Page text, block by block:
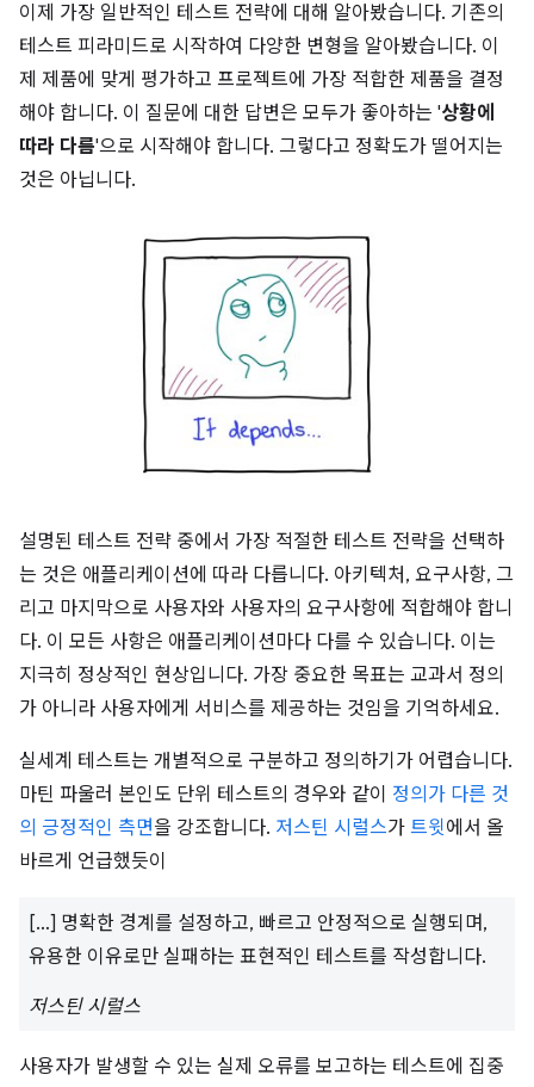
이제 가장 일반적인 테스트 전략에 대해 알아봤습니다. 기존의
테스트 피라미드로 시작하여 다양한 변형을 알아봤습니다. 이
제 제품에 맞게 평가하고 프로젝트에 가장 적합한 제품을 결정
해야 합니다. 이 질문에 대한 답변은 모두가 좋아하는 '상황에
따라 다름'으로 시작해야 합니다. 그렇다고 정확도가 떨어지는
것은 아닙니다.
설명된 테스트 전략 중에서 가장 적절한 테스트 전략을 선택하
는 것은 애플리케이션에 따라 다릅니다. 아키텍처, 요구사항, 그
리고 마지막으로 사용자와 사용자의 요구사항에 적합해야 합니
다. 이 모든 사항은 애플리케이션마다 다를 수 있습니다. 이는
지극히 정상적인 현상입니다. 가장 중요한 목표는 교과서 정의
가 아니라 사용자에게 서비스를 제공하는 것임을 기억하세요.
실세계 테스트는 개별적으로 구분하고 정의하기가 어렵습니다.
마틴 파울러 본인도 단위 테스트의 경우와 같이 정의가 다른 것
의 긍정적인 측면을 강조합니다. 저스틴 시럴스가 트윗에서 올
바르게 언급했듯이
[…] 명확한 경계를 설정하고, 빠르고 안정적으로 실행되며,
유용한 이유로만 실패하는 표현적인 테스트를 작성합니다.
저스틴 시럴스
사용자가 발생할 수 있는 실제 오류를 보고하는 테스트에 집중